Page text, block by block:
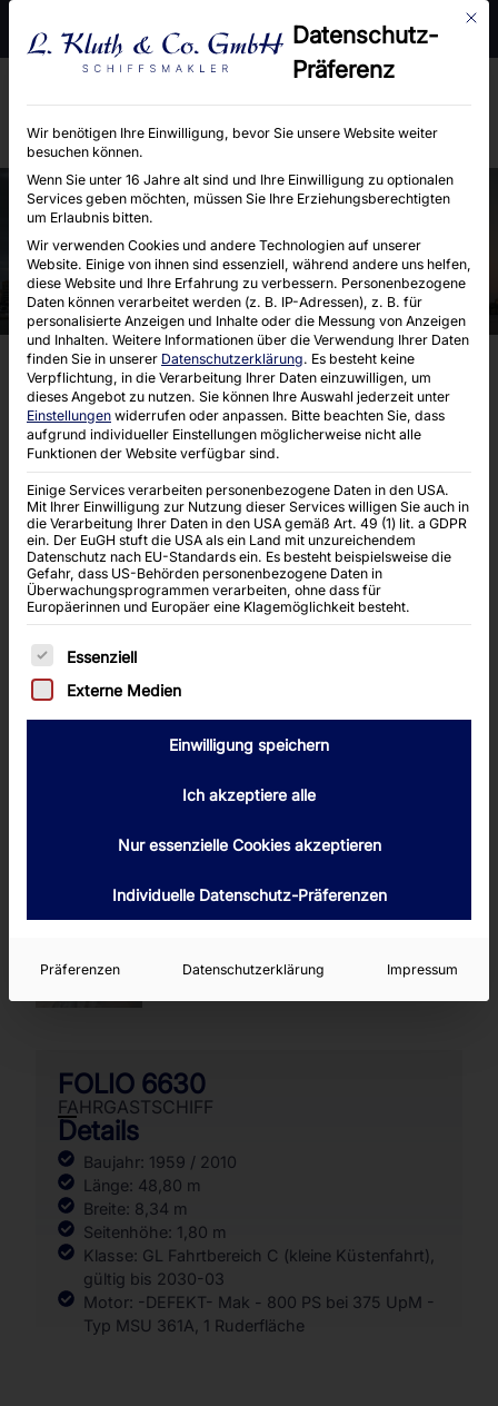
E-Mail : info@kluth-hamburg.de
FOLIO 6630
FOLIO 6630
FAHRGASTSCHIFF
Details
Baujahr: 1959 / 2010
Länge: 48,80 m
Breite: 8,34 m
Seitenhöhe: 1,80 m
Klasse: GL Fahrtbereich C (kleine Küstenfahrt),
gültig bis 2030-03
Motor: -DEFEKT- Mak - 800 PS bei 375 UpM -
Typ MSU 361A, 1 Ruderfläche
Mit
Datenschutz-
Präferenz
Wir benötigen Ihre Einwilligung, bevor Sie unsere Website weiter
besuchen können.
Wenn Sie unter 16 Jahre alt sind und Ihre Einwilligung zu optionalen
Services geben möchten, müssen Sie Ihre Erziehungsberechtigten
um Erlaubnis bitten.
Wir verwenden Cookies und andere Technologien auf unserer
Website. Einige von ihnen sind essenziell, während andere uns helfen,
diese Website und Ihre Erfahrung zu verbessern. Personenbezogene
Daten können verarbeitet werden (z. B. IP-Adressen), z. B. für
personalisierte Anzeigen und Inhalte oder die Messung von Anzeigen
und Inhalten. Weitere Informationen über die Verwendung Ihrer Daten
finden Sie in unserer Datenschutzerklärung. Es besteht keine
Verpflichtung, in die Verarbeitung Ihrer Daten einzuwilligen, um
dieses Angebot zu nutzen. Sie können Ihre Auswahl jederzeit unter
Einstellungen widerrufen oder anpassen. Bitte beachten Sie, dass
aufgrund individueller Einstellungen möglicherweise nicht alle
Funktionen der Website verfügbar sind.
Einige Services verarbeiten personenbezogene Daten in den USA.
Mit Ihrer Einwilligung zur Nutzung dieser Services willigen Sie auch in
die Verarbeitung Ihrer Daten in den USA gemäß Art. 49 (1) lit. a GDPR
ein. Der EuGH stuft die USA als ein Land mit unzureichendem
Datenschutz nach EU-Standards ein. Es besteht beispielsweise die
Gefahr, dass US-Behörden personenbezogene Daten in
Überwachungsprogrammen verarbeiten, ohne dass für
Europäerinnen und Europäer eine Klagemöglichkeit besteht.
Es folgt eine Liste der Service-Gruppen, für
Essenziell
Externe Medien
Einwilligung speichern
Ich akzeptiere alle
Nur essenzielle Cookies akzeptieren
Individuelle Datenschutz-Präferenzen
Präferenzen Datenschutzerklärung Impressum